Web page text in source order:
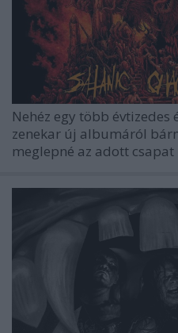
Nehéz egy több évtizedes
zenekar új albumáról
meglepné az adott csapat